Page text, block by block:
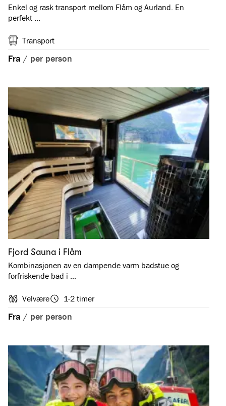
Enkel og rask transport mellom Flåm og Aurland. En
perfekt …
Transport
Fra / per person
Fjord Sauna i Flåm
Kombinasjonen av en dampende varm badstue og
forfriskende bad i …
Velvære 1-2 timer
Fra / per person